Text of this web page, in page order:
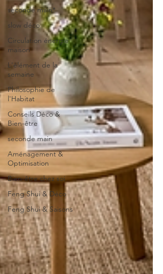
seconde main*
slow déco
Circulation énergie
maison
L'élément de la
semaine
Philosophie de
l'Habitat
Conseils Déco &
Bien-être
seconde main
Aménagement &
Optimisation
Bien-être chez soi
Feng Shui & Déco
Feng Shui & Saisons